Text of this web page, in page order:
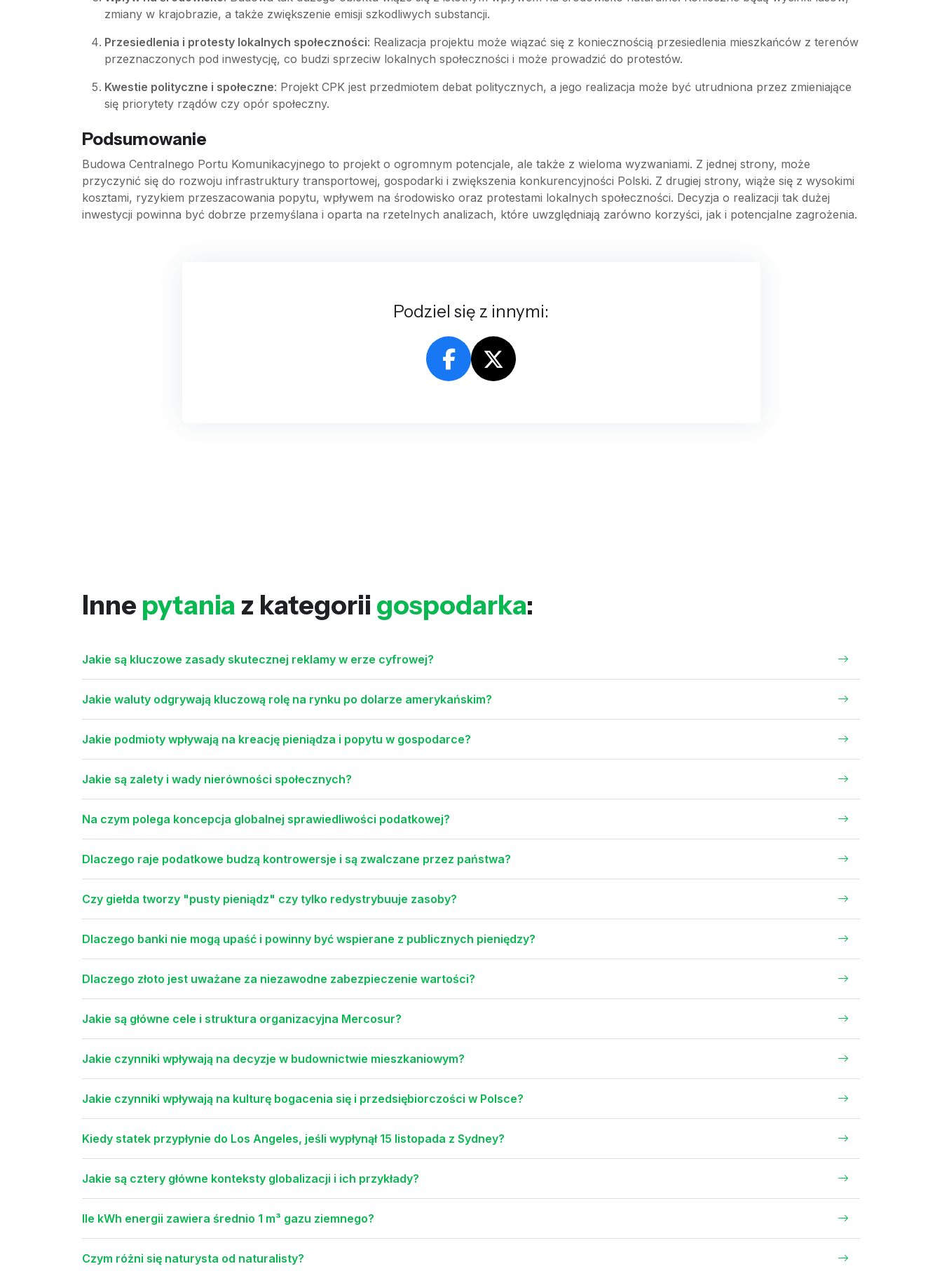
zmiany w krajobrazie, a także zwiększenie emisji szkodliwych substancji.
Przesiedlenia i protesty lokalnych społeczności: Realizacja projektu może wiązać się z koniecznością przesiedlenia mieszkańców z terenów
przeznaczonych pod inwestycję, co budzi sprzeciw lokalnych społeczności i może prowadzić do protestów.
Kwestie polityczne i społeczne: Projekt CPK jest przedmiotem debat politycznych, a jego realizacja może być utrudniona przez zmieniające
się priorytety rządów czy opór społeczny.
Podsumowanie
Budowa Centralnego Portu Komunikacyjnego to projekt o ogromnym potencjale, ale także z wieloma wyzwaniami. Z jednej strony, może
przyczynić się do rozwoju infrastruktury transportowej, gospodarki i zwiększenia konkurencyjności Polski. Z drugiej strony, wiąże się z wysokimi
kosztami, ryzykiem przeszacowania popytu, wpływem na środowisko oraz protestami lokalnych społeczności. Decyzja o realizacji tak dużej
inwestycji powinna być dobrze przemyślana i oparta na rzetelnych analizach, które uwzględniają zarówno korzyści, jak i potencjalne zagrożenia.
Podziel się z innymi:
Inne pytania z kategorii gospodarka:
Jakie są kluczowe zasady skutecznej reklamy w erze cyfrowej?
Jakie waluty odgrywają kluczową rolę na rynku po dolarze amerykańskim?
Jakie podmioty wpływają na kreację pieniądza i popytu w gospodarce?
Jakie są zalety i wady nierówności społecznych?
Na czym polega koncepcja globalnej sprawiedliwości podatkowej?
Dlaczego raje podatkowe budzą kontrowersje i są zwalczane przez państwa?
Czy giełda tworzy "pusty pieniądz" czy tylko redystrybuuje zasoby?
Dlaczego banki nie mogą upaść i powinny być wspierane z publicznych pieniędzy?
Dlaczego złoto jest uważane za niezawodne zabezpieczenie wartości?
Jakie są główne cele i struktura organizacyjna Mercosur?
Jakie czynniki wpływają na decyzje w budownictwie mieszkaniowym?
Jakie czynniki wpływają na kulturę bogacenia się i przedsiębiorczości w Polsce?
Kiedy statek przypłynie do Los Angeles, jeśli wypłynął 15 listopada z Sydney?
Jakie są cztery główne konteksty globalizacji i ich przykłady?
Ile kWh energii zawiera średnio 1 m³ gazu ziemnego?
Czym różni się naturysta od naturalisty?